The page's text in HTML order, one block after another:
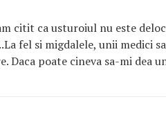
citit ca usturoiul nu este
fel si migdalele, unii medici
Daca poate cineva sa-mi dea